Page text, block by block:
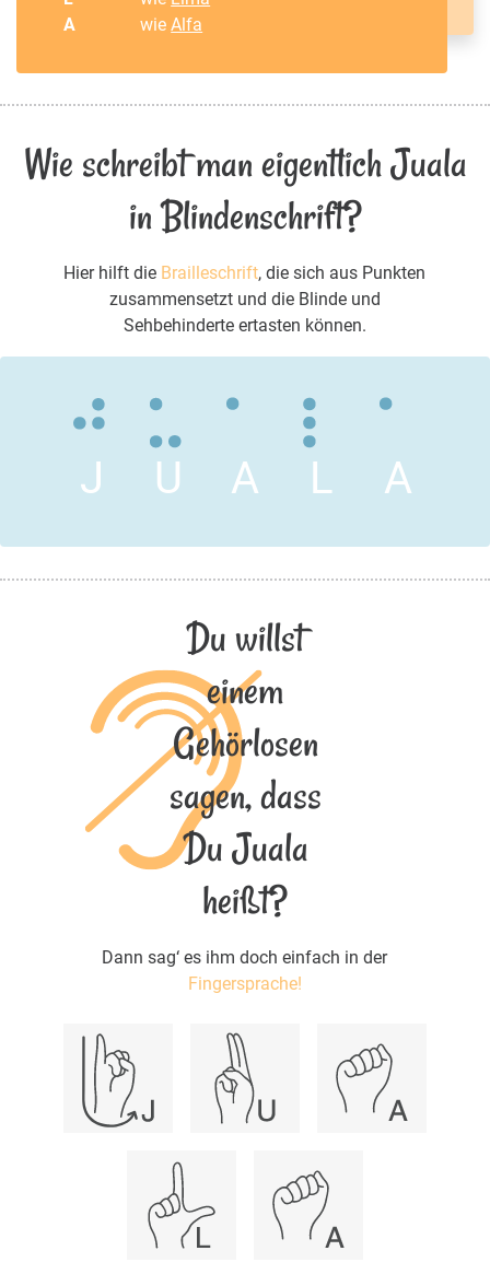
A
wieAlfa
Wie schreibt man eigentlich Juala
in Blindenschrift?
Hier hilft die Brailleschrift, die sich aus Punkten
zusammensetzt und die Blinde und
Sehbehinderte ertasten können.
J U A L A
Du willst
einem
Gehörlosen
sagen, dass
Du Juala
heißt?
Dann sag‘ es ihm doch einfach in der
Fingersprache!